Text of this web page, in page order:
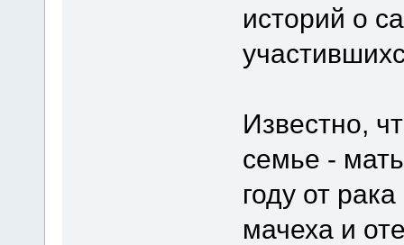
историй о
Известно,
семье -
году от
мачеха и